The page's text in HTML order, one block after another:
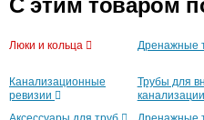
Лоток водоотводный
пластиковый Standart
Труба канализационная
ф110 х 2000мм "Ostendorf"
C этим товаром
Люки и кольца Дренажные
Канализационные
ревизии
Трубы для
канализации